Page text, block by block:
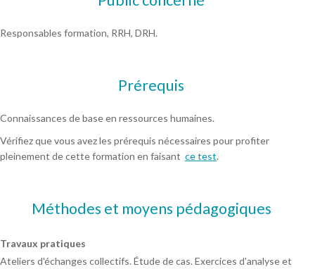
Responsables formation, RRH, DRH.
Prérequis
Connaissances de base en ressources humaines.
Vérifiez que vous avez les prérequis nécessaires pour profiter
pleinement de cette formation en faisant ce test.
Méthodes et moyens pédagogiques
Travaux pratiques
Ateliers d'échanges collectifs. Étude de cas. Exercices d'analyse et